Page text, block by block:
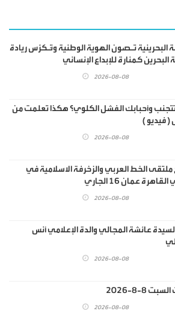
البحرينية تـصون الهوية الوطنية وتُـكرّس ريادة
كمنارة للإبداع الإنساني
2026-08-08
وأحبابك الفشل الكلوي؟ هكذا تعلمت من
( فيديو )
2026-08-08
ملتقى الخط العربي والزخرفة الاسلامية في
عمان 16 الجاري
2026-08-08
عائشة المجالي والدة الإعلامي أنس
2026-08-08
8-8-2026
2026-08-08